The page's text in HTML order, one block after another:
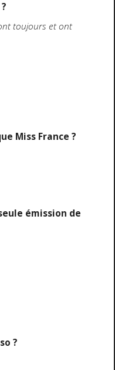
toujours et ont
Miss France ?
émission de
?